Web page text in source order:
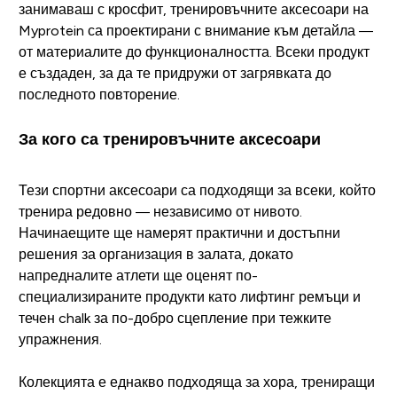
занимаваш с кросфит, тренировъчните аксесоари на
Myprotein са проектирани с внимание към детайла —
от материалите до функционалността. Всеки продукт
е създаден, за да те придружи от загрявката до
последното повторение.
За кого са тренировъчните аксесоари
Тези спортни аксесоари са подходящи за всеки, който
тренира редовно — независимо от нивото.
Начинаещите ще намерят практични и достъпни
решения за организация в залата, докато
напредналите атлети ще оценят по-
специализираните продукти като лифтинг ремъци и
течен chalk за по-добро сцепление при тежките
упражнения.
Колекцията е еднакво подходяща за хора, трениращи